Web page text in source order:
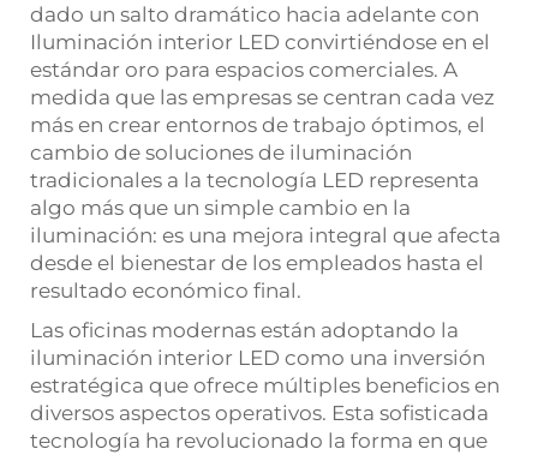
dado un salto dramático hacia adelante con
Iluminación interior LED convirtiéndose en el
estándar oro para espacios comerciales. A
medida que las empresas se centran cada vez
más en crear entornos de trabajo óptimos, el
cambio de soluciones de iluminación
tradicionales a la tecnología LED representa
algo más que un simple cambio en la
iluminación: es una mejora integral que afecta
desde el bienestar de los empleados hasta el
resultado económico final.
Las oficinas modernas están adoptando la
iluminación interior LED como una inversión
estratégica que ofrece múltiples beneficios en
diversos aspectos operativos. Esta sofisticada
tecnología ha revolucionado la forma en que